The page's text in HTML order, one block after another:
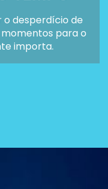
o desperdício de
para o
importa.